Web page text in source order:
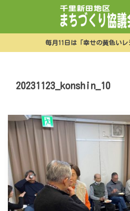
毎月11日は「幸せの黄色い
20231123_konshin_10